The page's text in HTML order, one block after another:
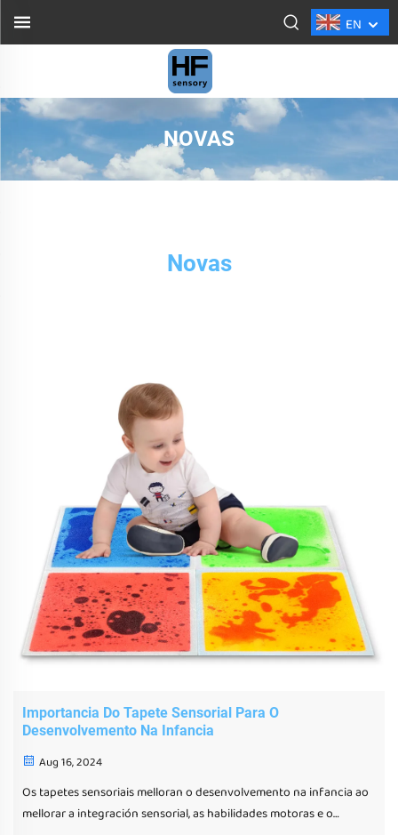
EN
NOVAS
Novas
Importancia Do Tapete Sensorial Para O
Desenvolvemento Na Infancia
Aug 16, 2024
Os tapetes sensoriais melloran o desenvolvemento na infancia ao
mellorar a integración sensorial, as habilidades motoras e o